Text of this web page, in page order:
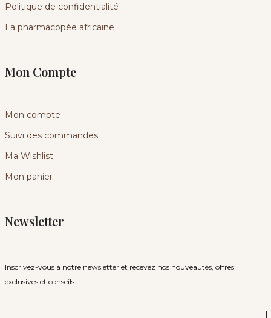
Politique de confidentialité
La pharmacopée africaine
Mon Compte
Mon compte
Suivi des commandes
Ma Wishlist
Mon panier
Newsletter
Inscrivez-vous à notre newsletter et recevez nos nouveautés, offres
exclusives et conseils.